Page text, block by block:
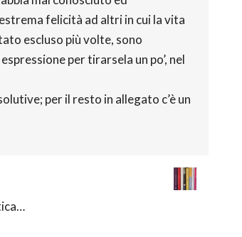
felicità ad altri in cui la vita
escluso più volte, sono
per tirarsela un po’, nel
per il resto in allegato c’è un